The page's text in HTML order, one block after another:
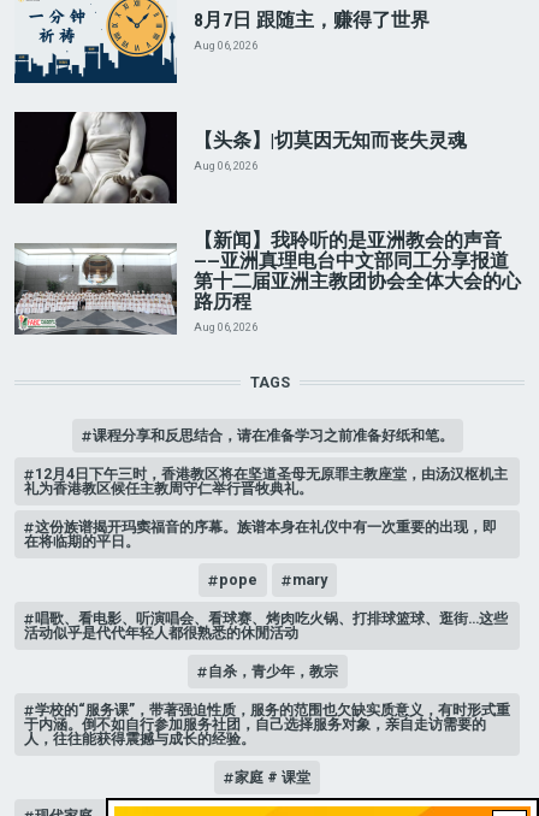
8月7日 跟随主，赚得了世界
Aug 06, 2026
【头条】|切莫因无知而丧失灵魂
Aug 06, 2026
【新闻】我聆听的是亚洲教会的声音
——亚洲真理电台中文部同工分享报道
第十二届亚洲主教团协会全体大会的心
路历程
Aug 06, 2026
TAGS
课程分享和反思结合，请在准备学习之前准备好纸和笔。
12月4日下午三时，香港教区将在坚道圣母无原罪主教座堂，由汤汉枢机主
礼为香港教区候任主教周守仁举行晋牧典礼。
这份族谱揭开玛窦福音的序幕。族谱本身在礼仪中有一次重要的出现，即
在将临期的平日。
pope mary
唱歌、看电影、听演唱会、看球赛、烤肉吃火锅、打排球篮球、逛街…这些
活动似乎是代代年轻人都很熟悉的休閒活动
自杀，青少年，教宗
学校的“服务课”，带著强迫性质，服务的范围也欠缺实质意义，有时形式重
于内涵。倒不如自行参加服务社团，自己选择服务对象，亲自走访需要的
人，往往能获得震撼与成长的经验。
家庭 # 课堂